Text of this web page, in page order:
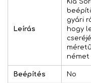
Leírás
Kia
gyári
hogy
német
Beépítés No